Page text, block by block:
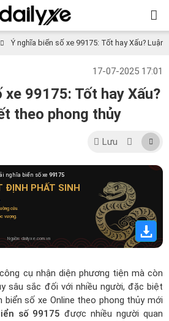
Ý nghĩa biển số xe 99175: Tốt hay Xấu?
17-07-2025 17:01
xe 99175: Tốt hay Xấu?
theo phong thủy
Lưu
nghĩa biển số xe 99175
ĐỊNH PHẤT SINH
.
cửu.
vượng.
Nguồn: dailyxe.com.vn
cụ nhận diện phương tiện mà còn
sâu sắc đối với nhiều người, đặc biệt
biển số xe Online theo phong thủy mới
số 99175 được nhiều người quan